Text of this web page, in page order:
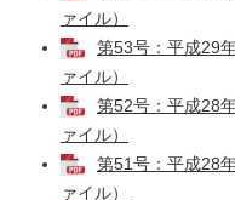
ァイル）
第53号：平成29
ァイル）
第52号：平成28
ァイル）
第51号：平成28
ァイル）